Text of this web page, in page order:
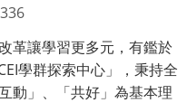
革讓學習更多元，有鑑於
學群探索中心」，秉持全
動」、「共好」為基本理